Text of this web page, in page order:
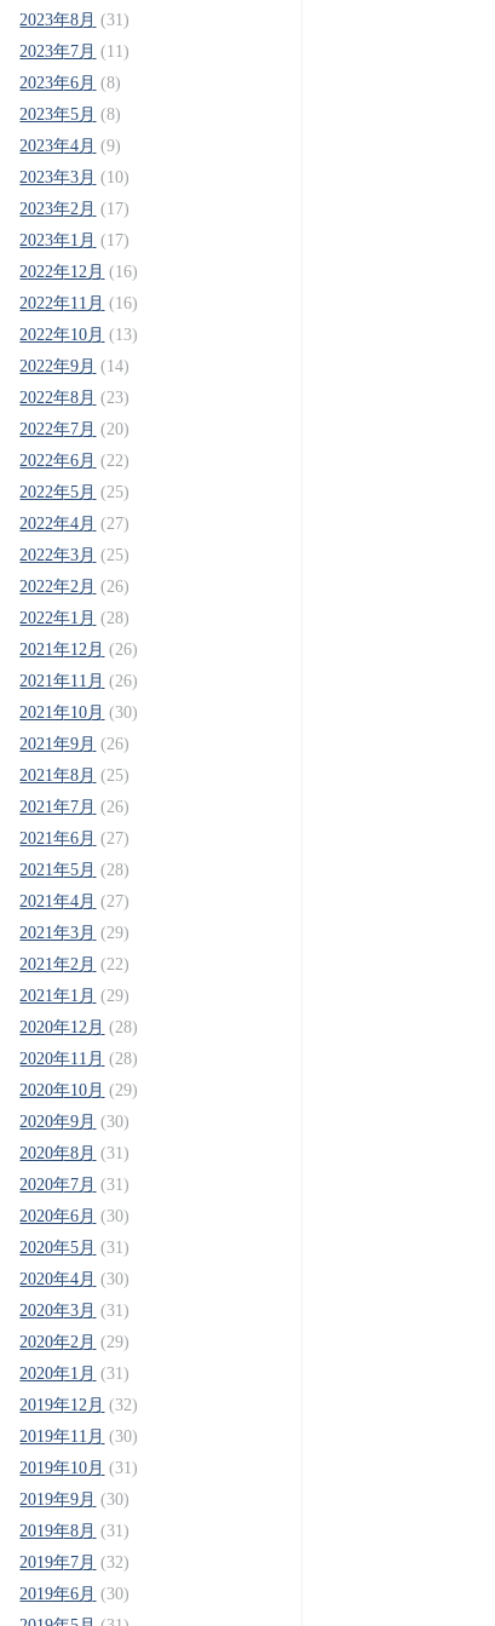
2023年8月 (31)
2023年7月 (11)
2023年6月 (8)
2023年5月 (8)
2023年4月 (9)
2023年3月 (10)
2023年2月 (17)
2023年1月 (17)
2022年12月 (16)
2022年11月 (16)
2022年10月 (13)
2022年9月 (14)
2022年8月 (23)
2022年7月 (20)
2022年6月 (22)
2022年5月 (25)
2022年4月 (27)
2022年3月 (25)
2022年2月 (26)
2022年1月 (28)
2021年12月 (26)
2021年11月 (26)
2021年10月 (30)
2021年9月 (26)
2021年8月 (25)
2021年7月 (26)
2021年6月 (27)
2021年5月 (28)
2021年4月 (27)
2021年3月 (29)
2021年2月 (22)
2021年1月 (29)
2020年12月 (28)
2020年11月 (28)
2020年10月 (29)
2020年9月 (30)
2020年8月 (31)
2020年7月 (31)
2020年6月 (30)
2020年5月 (31)
2020年4月 (30)
2020年3月 (31)
2020年2月 (29)
2020年1月 (31)
2019年12月 (32)
2019年11月 (30)
2019年10月 (31)
2019年9月 (30)
2019年8月 (31)
2019年7月 (32)
2019年6月 (30)